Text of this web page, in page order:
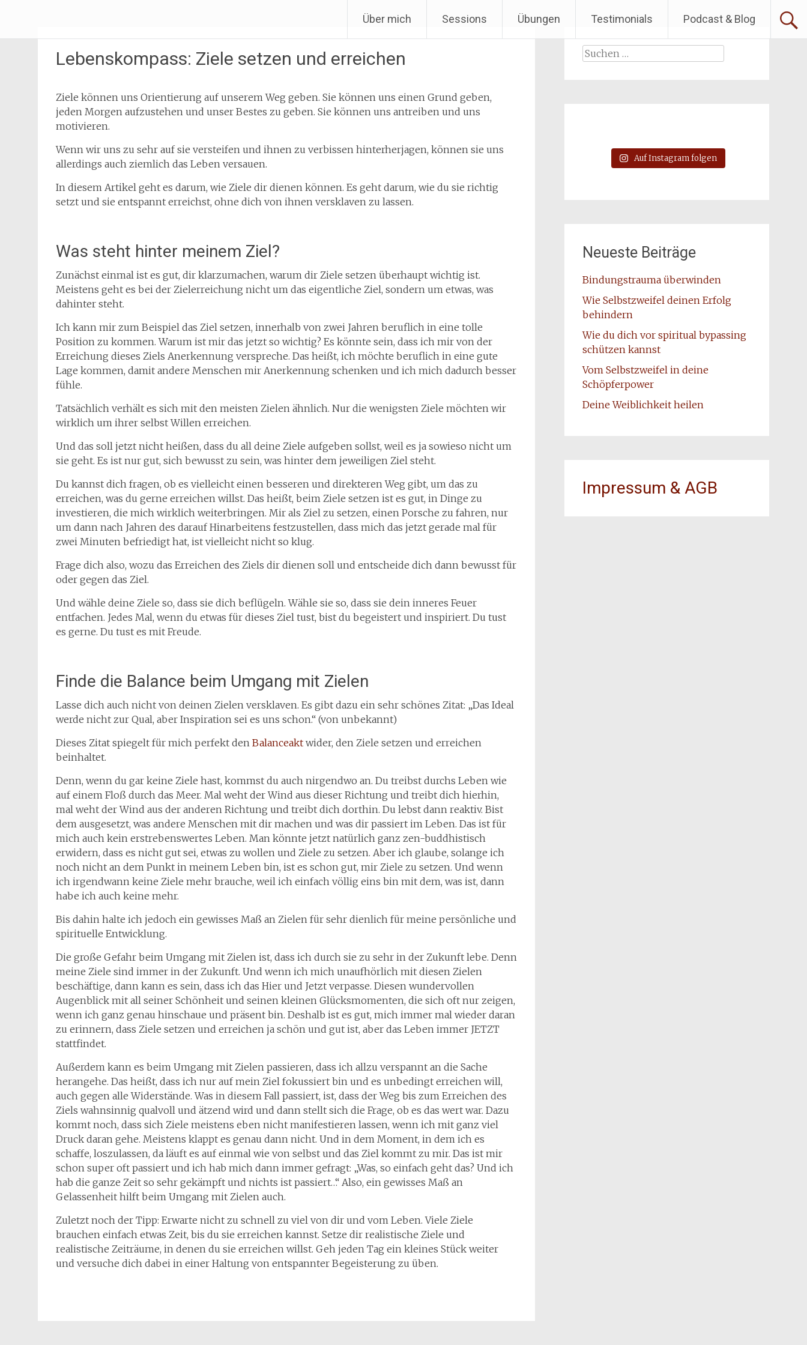
springen
Über mich Sessions Übungen Testimonials Podcast & Blog
Lebenskompass: Ziele setzen und erreichen
Ziele können uns Orientierung auf unserem Weg geben. Sie können uns einen Grund geben,
jeden Morgen aufzustehen und unser Bestes zu geben. Sie können uns antreiben und uns
motivieren.
Wenn wir uns zu sehr auf sie versteifen und ihnen zu verbissen hinterherjagen, können sie uns
allerdings auch ziemlich das Leben versauen.
In diesem Artikel geht es darum, wie Ziele dir dienen können. Es geht darum, wie du sie richtig
setzt und sie entspannt erreichst, ohne dich von ihnen versklaven zu lassen.
Was steht hinter meinem Ziel?
Zunächst einmal ist es gut, dir klarzumachen, warum dir Ziele setzen überhaupt wichtig ist.
Meistens geht es bei der Zielerreichung nicht um das eigentliche Ziel, sondern um etwas, was
dahinter steht.
Ich kann mir zum Beispiel das Ziel setzen, innerhalb von zwei Jahren beruflich in eine tolle
Position zu kommen. Warum ist mir das jetzt so wichtig? Es könnte sein, dass ich mir von der
Erreichung dieses Ziels Anerkennung verspreche. Das heißt, ich möchte beruflich in eine gute
Lage kommen, damit andere Menschen mir Anerkennung schenken und ich mich dadurch besser
fühle.
Tatsächlich verhält es sich mit den meisten Zielen ähnlich. Nur die wenigsten Ziele möchten wir
wirklich um ihrer selbst Willen erreichen.
Und das soll jetzt nicht heißen, dass du all deine Ziele aufgeben sollst, weil es ja sowieso nicht um
sie geht. Es ist nur gut, sich bewusst zu sein, was hinter dem jeweiligen Ziel steht.
Du kannst dich fragen, ob es vielleicht einen besseren und direkteren Weg gibt, um das zu
erreichen, was du gerne erreichen willst. Das heißt, beim Ziele setzen ist es gut, in Dinge zu
investieren, die mich wirklich weiterbringen. Mir als Ziel zu setzen, einen Porsche zu fahren, nur
um dann nach Jahren des darauf Hinarbeitens festzustellen, dass mich das jetzt gerade mal für
zwei Minuten befriedigt hat, ist vielleicht nicht so klug.
Frage dich also, wozu das Erreichen des Ziels dir dienen soll und entscheide dich dann bewusst für
oder gegen das Ziel.
Und wähle deine Ziele so, dass sie dich beflügeln. Wähle sie so, dass sie dein inneres Feuer
entfachen. Jedes Mal, wenn du etwas für dieses Ziel tust, bist du begeistert und inspiriert. Du tust
es gerne. Du tust es mit Freude.
Finde die Balance beim Umgang mit Zielen
Lasse dich auch nicht von deinen Zielen versklaven. Es gibt dazu ein sehr schönes Zitat: „Das Ideal
werde nicht zur Qual, aber Inspiration sei es uns schon.“ (von unbekannt)
Dieses Zitat spiegelt für mich perfekt den Balanceakt wider, den Ziele setzen und erreichen
beinhaltet.
Denn, wenn du gar keine Ziele hast, kommst du auch nirgendwo an. Du treibst durchs Leben wie
auf einem Floß durch das Meer. Mal weht der Wind aus dieser Richtung und treibt dich hierhin,
mal weht der Wind aus der anderen Richtung und treibt dich dorthin. Du lebst dann reaktiv. Bist
dem ausgesetzt, was andere Menschen mit dir machen und was dir passiert im Leben. Das ist für
mich auch kein erstrebenswertes Leben. Man könnte jetzt natürlich ganz zen-buddhistisch
erwidern, dass es nicht gut sei, etwas zu wollen und Ziele zu setzen. Aber ich glaube, solange ich
noch nicht an dem Punkt in meinem Leben bin, ist es schon gut, mir Ziele zu setzen. Und wenn
ich irgendwann keine Ziele mehr brauche, weil ich einfach völlig eins bin mit dem, was ist, dann
habe ich auch keine mehr.
Bis dahin halte ich jedoch ein gewisses Maß an Zielen für sehr dienlich für meine persönliche und
spirituelle Entwicklung.
Die große Gefahr beim Umgang mit Zielen ist, dass ich durch sie zu sehr in der Zukunft lebe. Denn
meine Ziele sind immer in der Zukunft. Und wenn ich mich unaufhörlich mit diesen Zielen
beschäftige, dann kann es sein, dass ich das Hier und Jetzt verpasse. Diesen wundervollen
Augenblick mit all seiner Schönheit und seinen kleinen Glücksmomenten, die sich oft nur zeigen,
wenn ich ganz genau hinschaue und präsent bin. Deshalb ist es gut, mich immer mal wieder daran
zu erinnern, dass Ziele setzen und erreichen ja schön und gut ist, aber das Leben immer JETZT
stattfindet.
Außerdem kann es beim Umgang mit Zielen passieren, dass ich allzu verspannt an die Sache
herangehe. Das heißt, dass ich nur auf mein Ziel fokussiert bin und es unbedingt erreichen will,
auch gegen alle Widerstände. Was in diesem Fall passiert, ist, dass der Weg bis zum Erreichen des
Ziels wahnsinnig qualvoll und ätzend wird und dann stellt sich die Frage, ob es das wert war. Dazu
kommt noch, dass sich Ziele meistens eben nicht manifestieren lassen, wenn ich mit ganz viel
Druck daran gehe. Meistens klappt es genau dann nicht. Und in dem Moment, in dem ich es
schaffe, loszulassen, da läuft es auf einmal wie von selbst und das Ziel kommt zu mir. Das ist mir
schon super oft passiert und ich hab mich dann immer gefragt: „Was, so einfach geht das? Und ich
hab die ganze Zeit so sehr gekämpft und nichts ist passiert…“ Also, ein gewisses Maß an
Gelassenheit hilft beim Umgang mit Zielen auch.
Zuletzt noch der Tipp: Erwarte nicht zu schnell zu viel von dir und vom Leben. Viele Ziele
brauchen einfach etwas Zeit, bis du sie erreichen kannst. Setze dir realistische Ziele und
realistische Zeiträume, in denen du sie erreichen willst. Geh jeden Tag ein kleines Stück weiter
und versuche dich dabei in einer Haltung von entspannter Begeisterung zu üben.
Suchen
Auf Instagram folgen
Neueste Beiträge
Bindungstrauma überwinden
Wie Selbstzweifel deinen Erfolg
behindern
Wie du dich vor spiritual bypassing
schützen kannst
Vom Selbstzweifel in deine
Schöpferpower
Deine Weiblichkeit heilen
Impressum & AGB